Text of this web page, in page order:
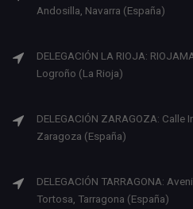
Andosilla, Navarra (España)
DELEGACIÓN LA RIOJA:
Logroño (La Rioja)
DELEGACIÓN ZARAGOZA:
Zaragoza (España)
DELEGACIÓN TARRAGONA:
Tortosa, Tarragona (España)